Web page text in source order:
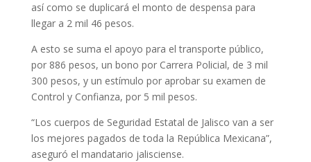
así como se duplicará el monto de despensa para
llegar a 2 mil 46 pesos.
A esto se suma el apoyo para el transporte público,
por 886 pesos, un bono por Carrera Policial, de 3 mil
300 pesos, y un estímulo por aprobar su examen de
Control y Confianza, por 5 mil pesos.
“Los cuerpos de Seguridad Estatal de Jalisco van a ser
los mejores pagados de toda la República Mexicana”,
aseguró el mandatario jalisciense.